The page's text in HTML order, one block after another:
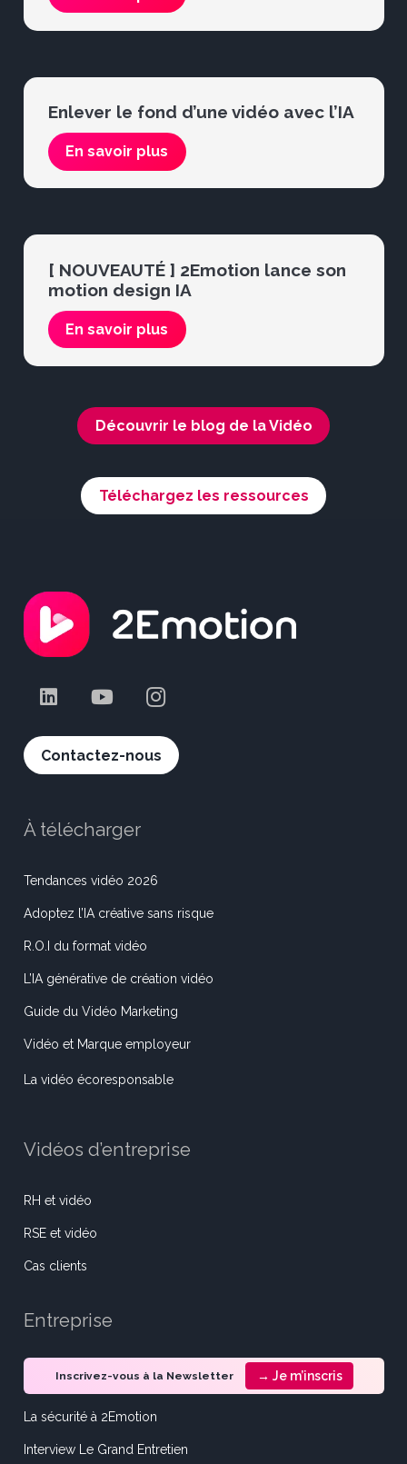
Enlever le fond d’une vidéo avec l’IA
En savoir plus
[ NOUVEAUTÉ ] 2Emotion lance son
motion design IA
En savoir plus
Découvrir le blog de la Vidéo
Téléchargez les ressources
Contactez-nous
À télécharger
Tendances vidéo 2026
Adoptez l’IA créative sans risque
R.O.I du format vidéo
L’IA générative de création vidéo
Guide du Vidéo Marketing
Vidéo et Marque employeur
La vidéo écoresponsable
Vidéos d’entreprise
RH et vidéo
RSE et vidéo
Cas clients
Entreprise
Inscrivez-vous à la Newsletter → Je m’inscris
La sécurité à 2Emotion
Interview Le Grand Entretien